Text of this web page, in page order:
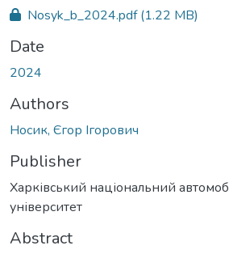
Nosyk_b_2024.pdf(1.22 MB)
Date
2024
Authors
Носик, Єгор Ігорович
Publisher
Харківський національний
університет
Abstract